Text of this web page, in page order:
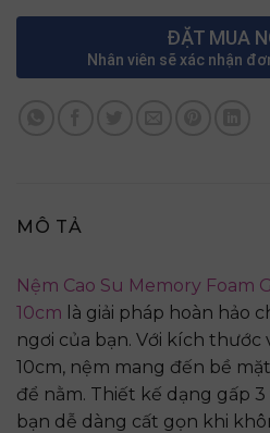
ĐẶT MUA
Nhân viên sẽ xác nhận
MÔ TẢ
Nệm Cao Su Memory Foam
10cm là giải pháp hoàn hảo
ngơi của bạn. Với kích thước
10cm, nệm mang đến bề
để nằm. Thiết kế dạng gấp
bạn dễ dàng cất gọn khi